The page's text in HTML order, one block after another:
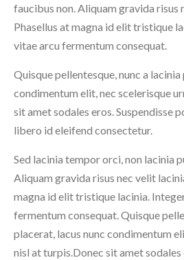
faucibus non. Aliquam gravida risus
Phasellus at magna id elit tristique
vitae arcu fermentum consequat.
Quisque pellentesque, nunc a
condimentum elit, nec scelerisque
sit amet sodales eros. Suspendisse
libero id eleifend consectetur.
Sed lacinia tempor orci, non lacinia
Aliquam gravida risus nec velit
magna id elit tristique lacinia.
fermentum consequat. Quisque
placerat, lacus nunc condimentum
nisl at turpis.Donec sit amet sodales